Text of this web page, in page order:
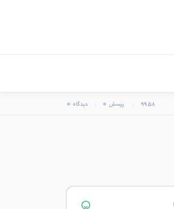
9958 پرسش 0 دیدگاه 0